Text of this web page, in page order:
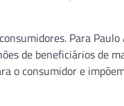
Para
de beneficiários de
o consumidor e